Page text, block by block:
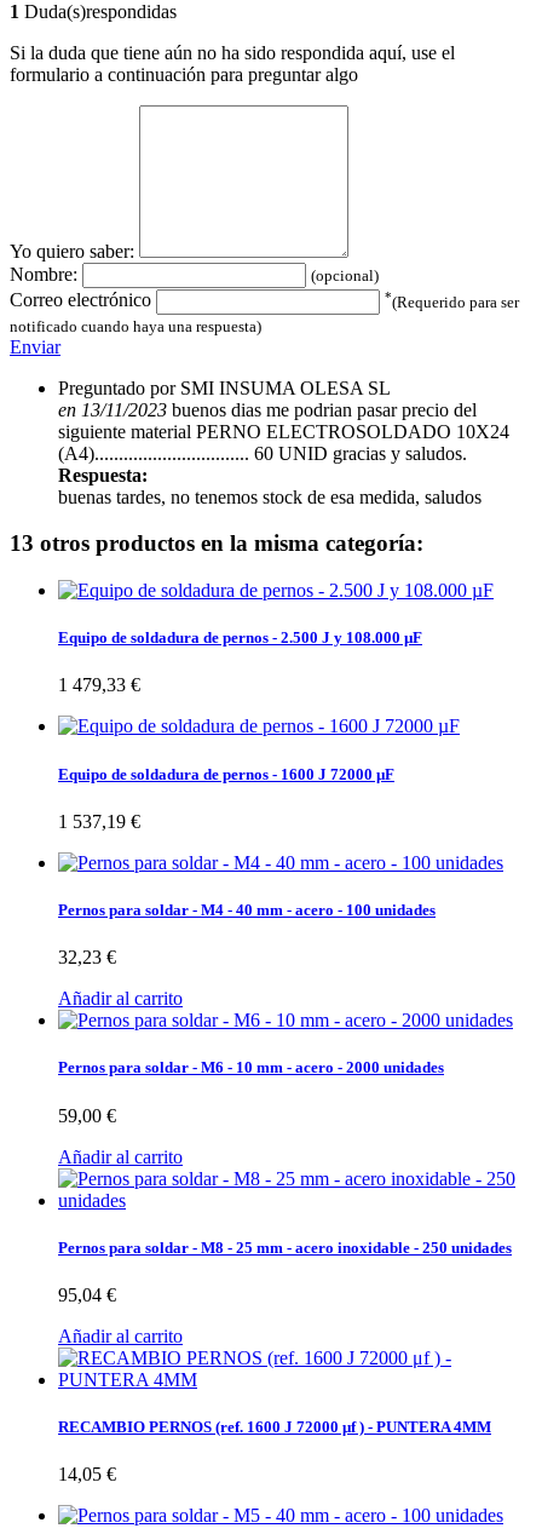
1 Duda(s)respondidas
Si la duda que tiene aún no ha sido respondida aquí, use el
formulario a continuación para preguntar algo
Yo quiero saber:
Nombre:
(opcional)
Correo electrónico *(Requerido para ser
notificado cuando haya una respuesta)
Enviar
Preguntado por SMI INSUMA OLESA SL
en 13/11/2023 buenos dias me podrian pasar precio del
siguiente material PERNO ELECTROSOLDADO 10X24
(A4)................................ 60 UNID gracias y saludos.
Respuesta:
buenas tardes, no tenemos stock de esa medida, saludos
13 otros productos en la misma categoría:
Equipo de soldadura de pernos - 2.500 J y 108.000 µF
1 479,33 €
Equipo de soldadura de pernos - 1600 J 72000 µF
1 537,19 €
Pernos para soldar - M4 - 40 mm - acero - 100 unidades
32,23 €
Añadir al carrito
Pernos para soldar - M6 - 10 mm - acero - 2000 unidades
59,00 €
Añadir al carrito
Pernos para soldar - M8 - 25 mm - acero inoxidable - 250 unidades
95,04 €
Añadir al carrito
RECAMBIO PERNOS (ref. 1600 J 72000 μf ) - PUNTERA 4MM
14,05 €